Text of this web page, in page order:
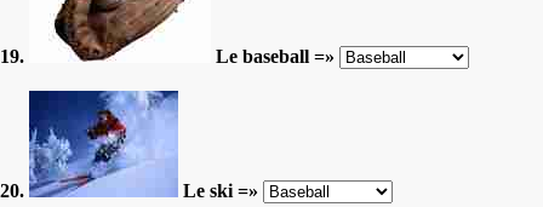
19. Le baseball =»
20. Le ski =»